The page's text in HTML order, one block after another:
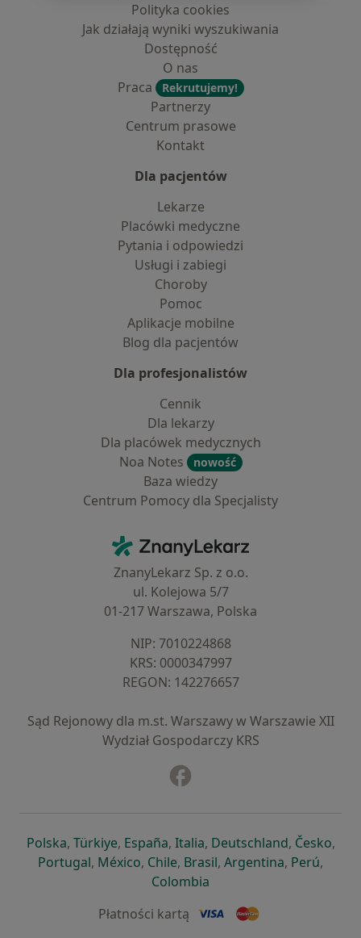
Polityka cookies
Jak działają wyniki wyszukiwania
Dostępność
O nas
Praca
Rekrutujemy!
Partnerzy
Centrum prasowe
Kontakt
Dla pacjentów
Lekarze
Placówki medyczne
Pytania i odpowiedzi
Usługi i zabiegi
Choroby
Pomoc
Aplikacje mobilne
Blog dla pacjentów
Dla profesjonalistów
Cennik
Dla lekarzy
Dla placówek medycznych
Noa Notes
nowość
Baza wiedzy
Centrum Pomocy dla Specjalisty
ZnanyLekarz - Strona główna
ZnanyLekarz Sp. z o.o.
ul. Kolejowa 5/7
01-217 Warszawa, Polska
NIP: ⁠7010224868
KRS: ⁠0000347997
REGON: ⁠142276657
Sąd Rejonowy dla m.st. Warszawy w Warszawie XII
Wydział Gospodarczy KRS
Polskaotwiera się w nowej karcie
, Türkiyeotwiera się w nowej karcie
, Españaotwiera się w nowej karcie
, Italiaotwiera się w nowej
, Deutschlandotwiera się
, Česko,
Portugalotwiera się w nowej karcie
, Méxicootwiera się w nowej karcie
, Chileotwiera się w nowej karcie
, Brasilotwiera się w nowej
, Argentinaotwiera się
, Perú,
Colombia
Płatności kartą